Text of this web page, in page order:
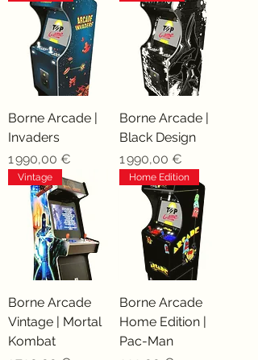
Borne Arcade |
Invaders
Prix
1 990,00 €
Borne Arcade |
Black Design
Prix
1 990,00 €
Vintage
Borne Arcade
Vintage | Mortal
Kombat
Home Edition
Borne Arcade
Home Edition |
Pac-Man